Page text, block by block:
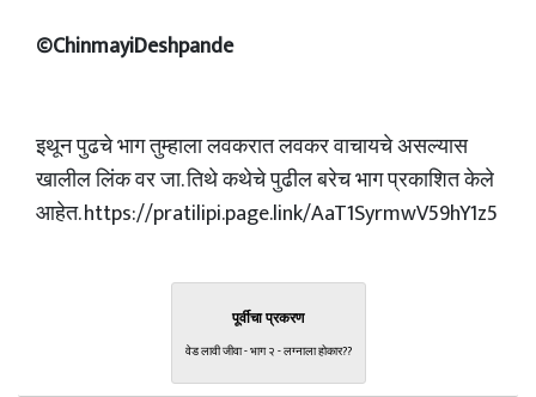
©ChinmayiDeshpande
इथून पुढचे भाग तुम्हाला लवकरात लवकर वाचायचे असल्यास
खालील लिंक वर जा. तिथे कथेचे पुढील बरेच भाग प्रकाशित केले
आहेत. https://pratilipi.page.link/AaT1SyrmwV59hY1z5
पूर्वीचा प्रकरण
वेड लावी जीवा - भाग २ - लग्नाला होकार??